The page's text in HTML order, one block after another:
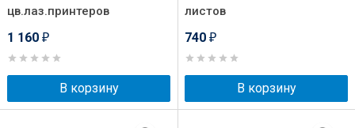
цв.лаз.принтеров
1 160 ₽
В корзину
листов
740 ₽
В корзину